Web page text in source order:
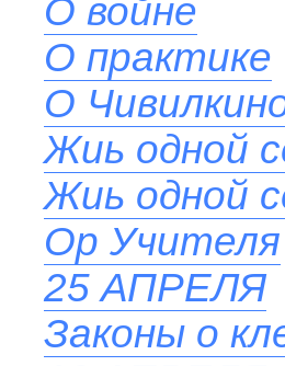
О войне
О практике
О
Жиь одной
Жиь одной
Ор Учителя
25 АПРЕЛЯ
Законы о